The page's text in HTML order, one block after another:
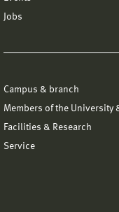
Jobs
Campus & branch
Members of the University
Facilities & Research
Service